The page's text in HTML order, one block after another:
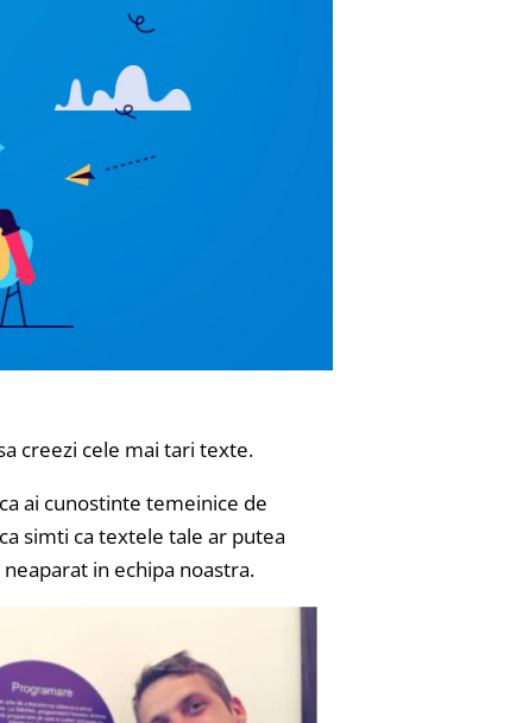
creezi cele mai tari texte.
ai cunostinte temeinice de
simti ca textele tale ar putea
in echipa noastra.